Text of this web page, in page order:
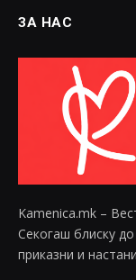
ЗА НАС
Kamenica.mk –
Секогаш блиску
приказни и